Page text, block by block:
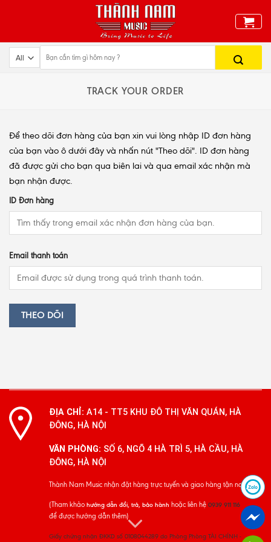
TRACK YOUR ORDER
Để theo dõi đơn hàng của bạn xin vui lòng nhập ID đơn hàng
của bạn vào ô dưới đây và nhấn nút "Theo dõi". ID đơn hàng
đã được gửi cho bạn qua biên lai và qua email xác nhận mà
bạn nhận được.
ID Đơn hàng
Email thanh toán
THEO DÕI
ĐỊA CHỈ: A14 - TT5 KHU ĐÔ THỊ VĂN QUÁN, HÀ
ĐÔNG, HÀ NỘI
VĂN PHÒNG: SỐ 6, NGÕ 4 HÀ TRÌ 5, HÀ CẦU, HÀ
ĐÔNG, HÀ NỘI
Thành Nam Music nhận đặt hàng trực tuyến và giao hàng tận nơi
(Tham khảo hướng dẫn đổi, trả, bảo hành hoặc liên hệ 0939 911 116
để được hướng dẫn thêm)
Giấy chứng nhận ĐKKD số 0108044289 do Phòng Phòng TÀI CHÍNH -